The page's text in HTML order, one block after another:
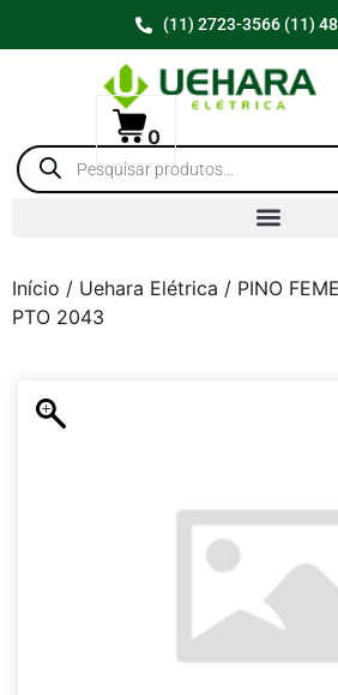
(11) 2723-3566 (11)
0
Início / Uehara Elétrica / PINO
PTO 2043